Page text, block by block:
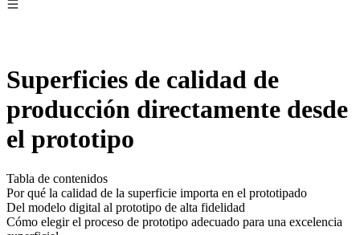
Superficies de calidad de
producción directamente desde
el prototipo
Tabla de contenidos
Por qué la calidad de la superficie importa en el prototipado
Del modelo digital al prototipo de alta fidelidad
Cómo elegir el proceso de prototipo adecuado para una excelencia